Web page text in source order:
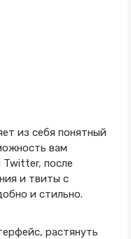
из себя понятный
вам
Twitter, после
и твиты с
и стильно.
растянуть